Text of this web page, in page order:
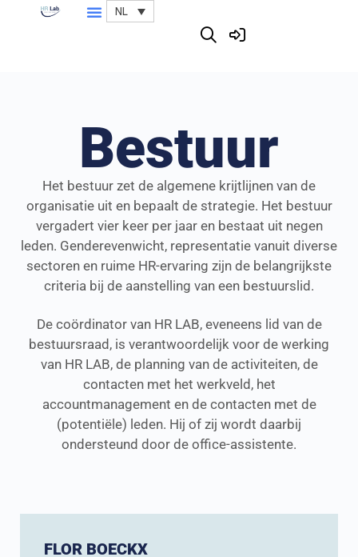
NL
Bestuur
Het bestuur zet de algemene krijtlijnen van de
organisatie uit en bepaalt de strategie. Het bestuur
vergadert vier keer per jaar en bestaat uit negen
leden. Genderevenwicht, representatie vanuit diverse
sectoren en ruime HR-ervaring zijn de belangrijkste
criteria bij de aanstelling van een bestuurslid.
De coördinator van HR LAB, eveneens lid van de
bestuursraad, is verantwoordelijk voor de werking
van HR LAB, de planning van de activiteiten, de
contacten met het werkveld, het
accountmanagement en de contacten met de
(potentiële) leden. Hij of zij wordt daarbij
ondersteund door de office-assistente.
FLOR BOECKX